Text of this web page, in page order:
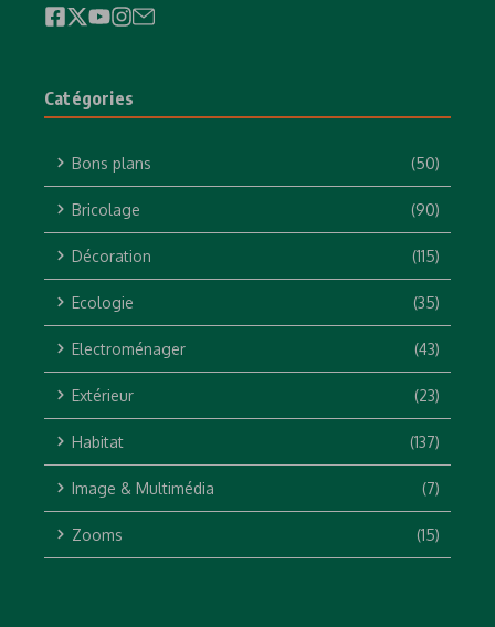
Catégories
Bons plans (50)
Bricolage (90)
Décoration (115)
Ecologie (35)
Electroménager (43)
Extérieur (23)
Habitat (137)
Image & Multimédia (7)
Zooms (15)